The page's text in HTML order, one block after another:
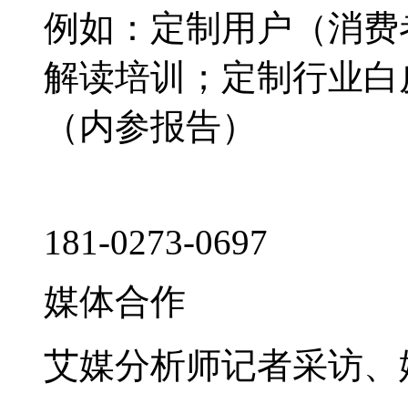
例如：定制用户（消
解读培训；定制行业
（内参报告）
181-0273-0697
媒体合作
艾媒分析师记者采访